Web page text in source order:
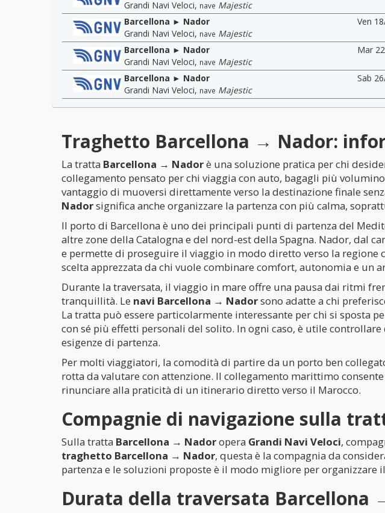
Grandi Navi Veloci, nave Majestic
Barcellona ► Nador
Grandi Navi Veloci, nave Majestic
Ven
Barcellona ► Nador
Grandi Navi Veloci, nave Majestic
Mar
Barcellona ► Nador
Grandi Navi Veloci, nave Majestic
Sab
Traghetto Barcellona → Nador:
La tratta Barcellona → Nadorè una soluzione pratica per chi
collegamento pensato per chi viaggia con auto, bagagli più
vantaggio di muoversi direttamente verso la destinazione finale
Nadorsignifica anche organizzare la partenza con più calma,
Il porto di Barcellona è uno dei principali punti di partenza del
altre zone della Catalogna e del nord-est della Spagna. Nador, dal
e permette di proseguire il viaggio in modo diretto verso la regione
scelta apprezzata da chi vuole combinare comfort, autonomia e un
Durante la traversata, il viaggio in mare offre una pausa dai ritmi
tranquillità. Le navi Barcellona → Nadorsono adatte a chi
La tratta può essere particolarmente interessante per chi si
con sé più effetti personali del solito. In ogni caso, è utile
esigenze di partenza.
Per molti viaggiatori, la comodità di partire da un porto ben
rotta da valutare con attenzione. Il collegamento marittimo
rinunciare alla praticità di un itinerario diretto verso il Marocco.
Compagnie di navigazione sulla
Sulla tratta Barcellona → Nadoropera Grandi Navi Veloci,
traghetto Barcellona → Nador, questa è la compagnia da
partenza e le soluzioni proposte è il modo migliore per organizzare
Durata della traversata Barcellona